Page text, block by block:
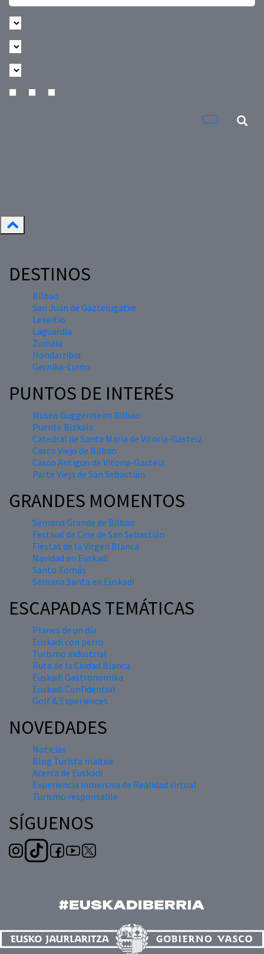
DESTINOS
Bilbao
San Juan de Gaztelugatxe
Lekeitio
Laguardia
Zumaia
Hondarribia
Gernika-Lumo
PUNTOS DE INTERÉS
Museo Guggenheim Bilbao
Puente Bizkaia
Catedral de Santa María de Vitoria-Gasteiz
Casco Viejo de Bilbao
Casco Antiguo de Vitoria-Gasteiz
Parte Vieja de San Sebastián
GRANDES MOMENTOS
Semana Grande de Bilbao
Festival de Cine de San Sebastián
Fiestas de la Virgen Blanca
Navidad en Euskadi
Santo Tomás
Semana Santa en Euskadi
ESCAPADAS TEMÁTICAS
Planes de un día
Euskadi con perro
Turismo industrial
Ruta de la Ciudad Blanca
Euskadi Gastronomika
Euskadi Confidential
Golf & Experiences
NOVEDADES
Noticias
Blog Turista maitea
Acerca de Euskadi
Experiencia inmersiva de Realidad virtual
Turismo responsable
SÍGUENOS